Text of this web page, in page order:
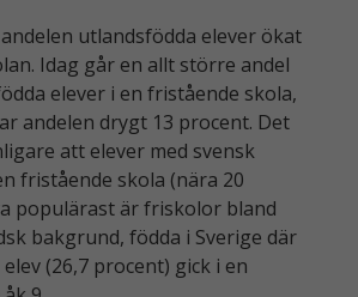
utlandsfödda elever ökat
Idag går en allt större andel
elever i en fristående skola,
andelen drygt 13 procent. Det
att elever med svensk
fristående skola (nära 20
populärast är friskolor bland
bakgrund, födda i Sverige där
(26,7 procent) gick i en